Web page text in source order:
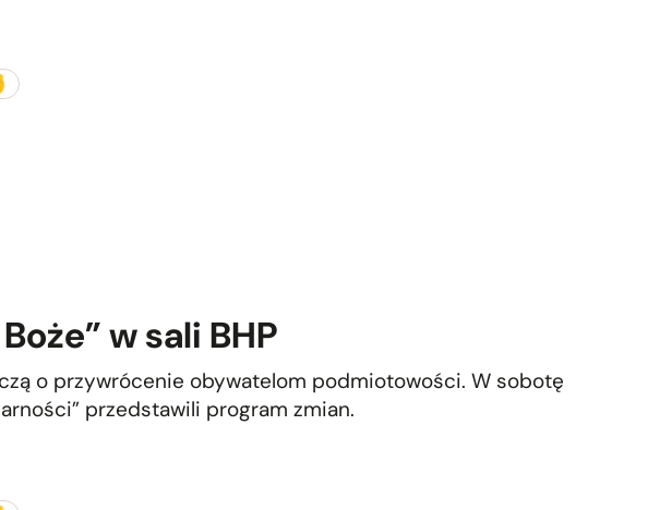
w sali BHP
o przywrócenie obywatelom podmiotowości. W sobotę
przedstawili program zmian.